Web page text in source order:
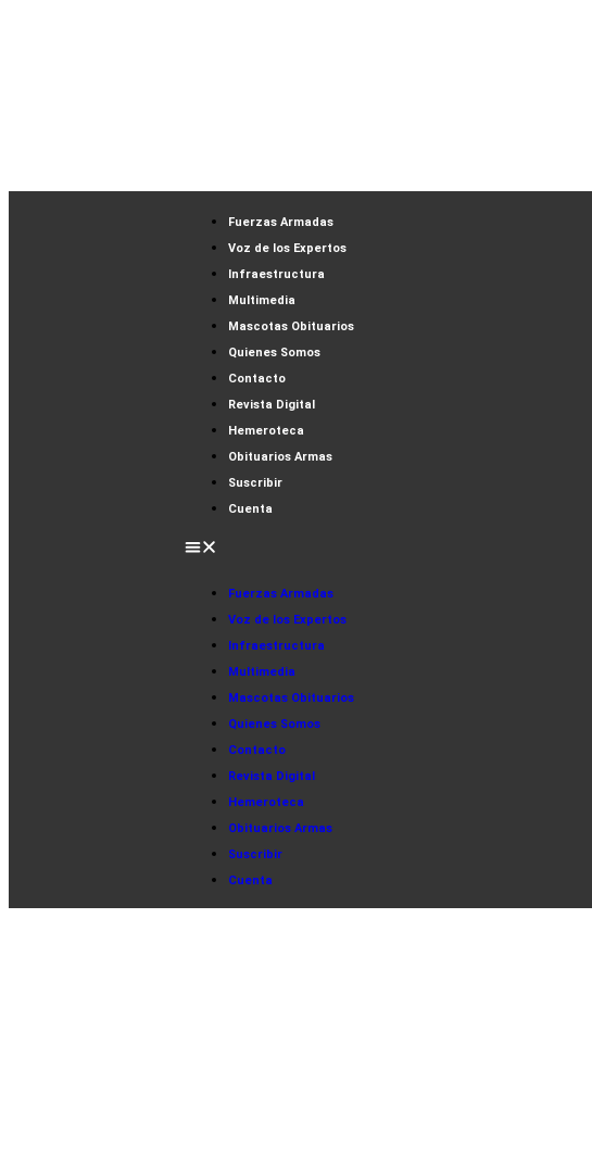
Fuerzas Armadas
Voz de los Expertos
Infraestructura
Multimedia
Mascotas Obituarios
Quienes Somos
Contacto
Revista Digital
Hemeroteca
Obituarios Armas
Suscribir
Cuenta
Fuerzas Armadas
Voz de los Expertos
Infraestructura
Multimedia
Mascotas Obituarios
Quienes Somos
Contacto
Revista Digital
Hemeroteca
Obituarios Armas
Suscribir
Cuenta